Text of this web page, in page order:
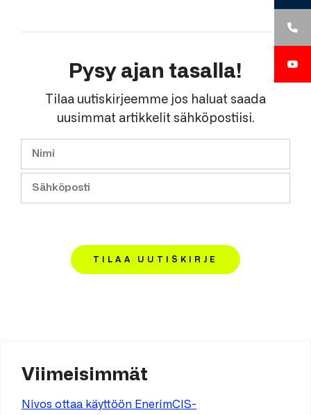
Pysy ajan tasalla!
Tilaa uutiskirjeemme jos haluat saada
uusimmat artikkelit sähköpostiisi.
TILAA UUTISKIRJE
Viimeisimmät
Nivos ottaa käyttöön EnerimCIS-